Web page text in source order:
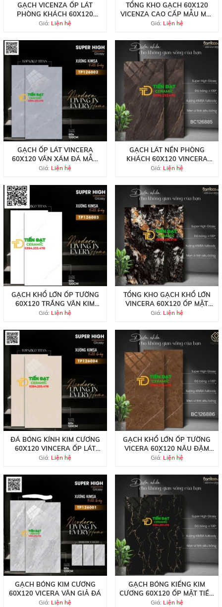
GẠCH VICENZA ỐP LÁT
PHÒNG KHÁCH 60X120
BÓNG KIẾNG VÂN XÁM GIẢ
Giá: Liện hệ
TỔNG KHO GẠCH 60X120
VICENZA CAO CẤP MẪU MỚI
TẠI HCM
Giá: Liện hệ
GẠCH ỐP LÁT VINCERA
60X120 VÂN XÁM ĐÁ MẪU
MỚI TẠI QUÂN 7
Giá: Liện hệ
GẠCH LÁT NỀN PHÒNG
KHÁCH 60X120 VINCERA
MÀU NÂU KHẮC KIM
Giá: Liện hệ
GẠCH KHỔ LỚN ỐP TƯỜNG
60X120 TRẮNG VÂN KIM
CƯƠNG VINCERA
Giá: Liện hệ
TỔNG KHO GẠCH KHỔ LỚN
VINCERA 60X120 ỐP MẶT
TIỀN
Giá: Liện hệ
ĐÁ BÓNG KÍNH KIM CƯƠNG
60X120 VINCERA ỐP LÁT
VÀNG KEM
Giá: Liện hệ
GẠCH KHỔ LỚN ỐP TƯỜNG
VICERA 60X120 NÂU ĐẬM
MẪU MỚI
Giá: Liện hệ
GẠCH BÓNG KIM CƯƠNG
60X120 VICERA VÂN GIẢ ĐÁ
Giá: Liện hệ
GẠCH BÓNG KIẾNG KIM
CƯƠNG 60X120 ỐP MẶT TIỀN
ĐEN VÀNG
Giá: Liện hệ